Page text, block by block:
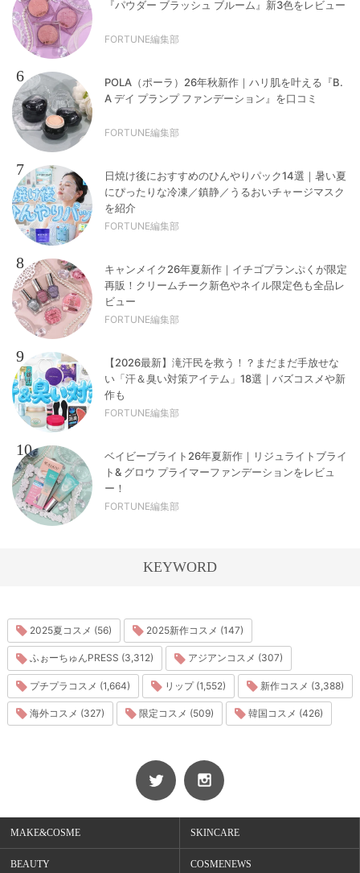
『パウダー ブラッシュ ブルーム』新3色をレビュー
FORTUNE編集部
6
POLA（ポーラ）26年秋新作｜ハリ肌を叶える『B.
A デイ プランプ ファンデーション』を口コミ
FORTUNE編集部
7
日焼け後におすすめのひんやりパック14選｜暑い夏
にぴったりな冷凍／鎮静／うるおいチャージマスク
を紹介
FORTUNE編集部
8
キャンメイク26年夏新作｜イチゴプランぷくが限定
再販！クリームチーク新色やネイル限定色も全品レ
ビュー
FORTUNE編集部
9
【2026最新】滝汗民を救う！？まだまだ手放せな
い「汗＆臭い対策アイテム」18選｜バズコスメや新
作も
FORTUNE編集部
10
ベイビーブライト26年夏新作｜リジュライトブライ
ト& グロウ プライマーファンデーションをレビュ
ー！
FORTUNE編集部
KEYWORD
2025夏コスメ (56) 2025新作コスメ (147)
ふぉーちゅんPRESS (3,312) アジアンコスメ (307)
プチプラコスメ (1,664) リップ (1,552) 新作コスメ (3,388)
海外コスメ (327) 限定コスメ (509) 韓国コスメ (426)
MAKE&COSME SKINCARE
BEAUTY COSMENEWS